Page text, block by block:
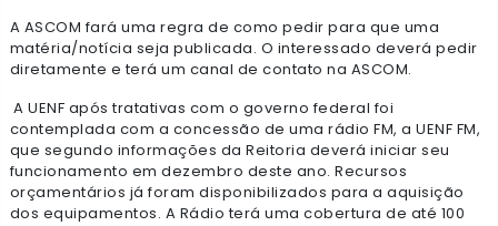
A ASCOM fará uma regra de como pedir para que uma
matéria/notícia seja publicada. O interessado deverá pedir
diretamente e terá um canal de contato na ASCOM.
A UENF após tratativas com o governo federal foi
contemplada com a concessão de uma rádio FM, a UENF FM,
que segundo informações da Reitoria deverá iniciar seu
funcionamento em dezembro deste ano. Recursos
orçamentários já foram disponibilizados para a aquisição
dos equipamentos. A Rádio terá uma cobertura de até 100